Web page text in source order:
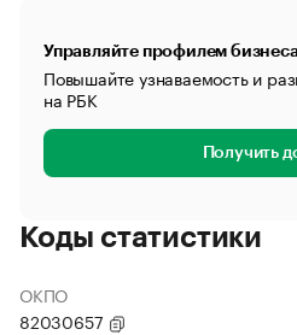
Управляйте профилем
Повышайте узнаваемость и
на РБК
Получить
Коды статистики
ОКПО
82030657